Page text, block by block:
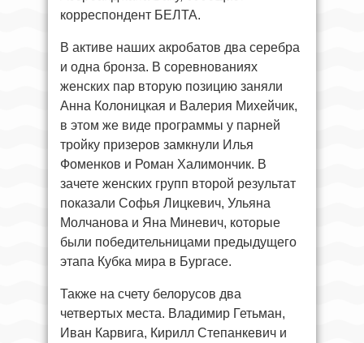
корреспондент БЕЛТА.
В активе наших акробатов два серебра
и одна бронза. В соревнованиях
женских пар вторую позицию заняли
Анна Колоницкая и Валерия Михейчик,
в этом же виде программы у парней
тройку призеров замкнули Илья
Фоменков и Роман Халимончик. В
зачете женских групп второй результат
показали Софья Лицкевич, Ульяна
Молчанова и Яна Миневич, которые
были победительницами предыдущего
этапа Кубка мира в Бургасе.
Также на счету белорусов два
четвертых места. Владимир Гетьман,
Иван Карвига, Кирилл Степанкевич и